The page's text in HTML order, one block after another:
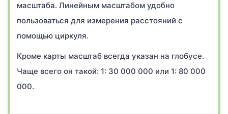
масштаба. Линейным масштабом удобно
пользоваться для измерения расстояний с
помощью циркуля.
Кроме карты масштаб всегда указан на глобусе.
Чаще всего он такой: 1: 30 000 000 или 1: 80 000
000.